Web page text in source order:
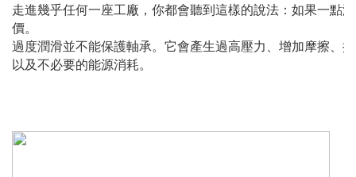
走進幾乎任何一座工廠，你都會聽到這樣的說法：如果一點
價。
過度潤滑並不能保護軸承。它會產生過高壓力、增加摩擦、
以及不必要的能源消耗。